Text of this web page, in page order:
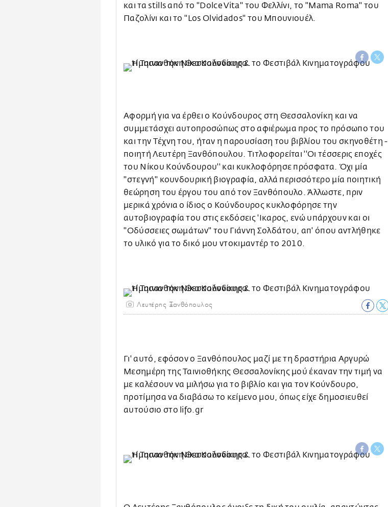
και τα stills από το ''Dolce Vita'' του Φελλίνι, το ''Mama Roma'' του
Παζολίνι και το ''Los Olvidados'' του Μπουνιουέλ.
Αφορμή για να έρθει ο Κούνδουρος στη Θεσσαλονίκη και να
συμμετάσχει αυτοπροσώπως στο αφιέρωμα προς το πρόσωπο του
και την Τέχνη του, ήταν η παρουσίαση του βιβλίου του σκηνοθέτη -
ποιητή Λευτέρη Ξανθόπουλου. Τιτλοφορείται ''Οι τέσσερις εποχές
του Νίκου Κούνδουρου'' και κυκλοφόρησε πρόσφατα. Όχι μία
''στεγνή'' κουνδουρική βιογραφία, αλλά περισσότερο μία ποιητική
θεώρηση του έργου του από τον Ξανθόπουλο. Άλλωστε, πριν
μερικά χρόνια ο ίδιος ο Κούνδουρος κυκλοφόρησε την
αυτοβιογραφία του στις εκδόσεις 'Ικαρος, ενώ υπάρχουν και οι
''Οδύσσειες σωμάτων'' του Γιάννη Σολδάτου, απ' όπου αντλήθηκε
το υλικό για το δικό μου ντοκιμαντέρ το 2010.
Λευτέρης Ξανθόπουλος
Γι' αυτό, εφόσον ο Ξανθόπουλος μαζί με τη δραστήρια Αργυρώ
Μεσημέρη της Ταινιοθήκης Θεσσαλονίκης μού έκαναν την τιμή να
με καλέσουν να μιλήσω για το βιβλίο και για τον Κούνδουρο,
προτίμησα να διαβάσω το κείμενο μου, όπως είχε δημοσιευθεί
αυτούσιο στο lifo.gr